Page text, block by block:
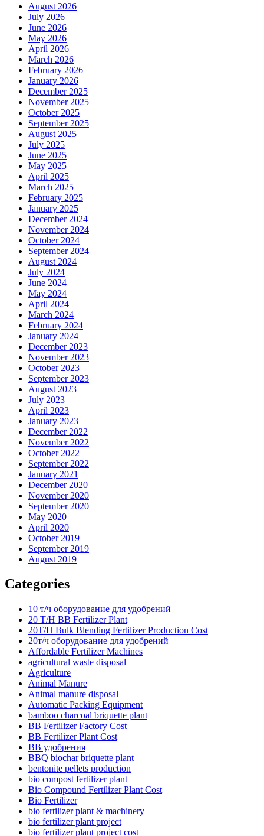
August 2026
July 2026
June 2026
May 2026
April 2026
March 2026
February 2026
January 2026
December 2025
November 2025
October 2025
September 2025
August 2025
July 2025
June 2025
May 2025
April 2025
March 2025
February 2025
January 2025
December 2024
November 2024
October 2024
September 2024
August 2024
July 2024
June 2024
May 2024
April 2024
March 2024
February 2024
January 2024
December 2023
November 2023
October 2023
September 2023
August 2023
July 2023
April 2023
January 2023
December 2022
November 2022
October 2022
September 2022
January 2021
December 2020
November 2020
September 2020
May 2020
April 2020
October 2019
September 2019
August 2019
Categories
10 т/ч оборудование для удобрений
20 T/H BB Fertilizer Plant
20T/H Bulk Blending Fertilizer Production Cost
20т/ч оборудование для удобрений
Affordable Fertilizer Machines
agricultural waste disposal
Agriculture
Animal Manure
Animal manure disposal
Automatic Packing Equipment
bamboo charcoal briquette plant
BB Fertilizer Factory Cost
BB Fertilizer Plant Cost
BB удобрения
BBQ biochar briquette plant
bentonite pellets production
bio compost fertilizer plant
Bio Compound Fertilizer Plant Cost
Bio Fertilizer
bio fertilizer plant & machinery
bio fertilizer plant project
bio fertilizer plant project cost